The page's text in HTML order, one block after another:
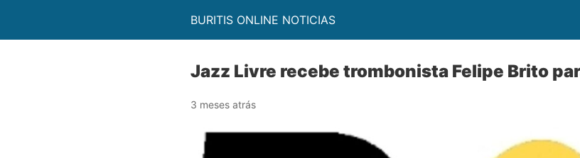
BURITIS ONLINE NOTICIAS
Jazz Livre recebe trombonista Felipe Brito
3 meses atrás